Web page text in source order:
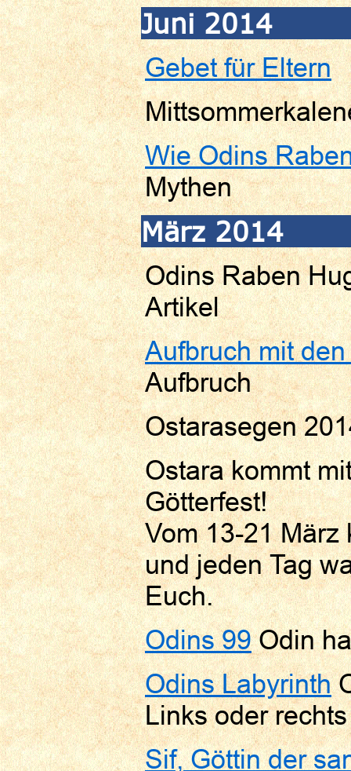
Juni 2014
Gebet für Eltern
Wie Odins
Mythen
März 2014
Odins Raben
Artikel
Aufbruch mit
Aufbruch
Ostarasegen
Ostara kommt
Götterfest!
Vom 13-21
und jeden Tag
Euch.
Odins 99Odin
Odins Labyrinth
Links oder
Sif, Göttin der